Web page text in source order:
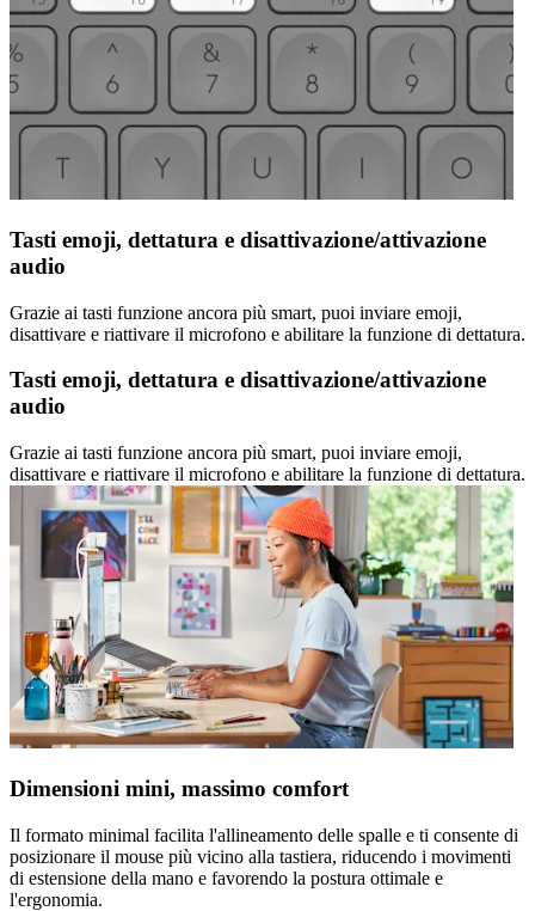
Tasti emoji, dettatura e disattivazione/attivazione
audio
Grazie ai tasti funzione ancora più smart, puoi inviare emoji,
disattivare e riattivare il microfono e abilitare la funzione di dettatura.
Tasti emoji, dettatura e disattivazione/attivazione
audio
Grazie ai tasti funzione ancora più smart, puoi inviare emoji,
disattivare e riattivare il microfono e abilitare la funzione di dettatura.
Dimensioni mini, massimo comfort
Il formato minimal facilita l'allineamento delle spalle e ti consente di
posizionare il mouse più vicino alla tastiera, riducendo i movimenti
di estensione della mano e favorendo la postura ottimale e
l'ergonomia.